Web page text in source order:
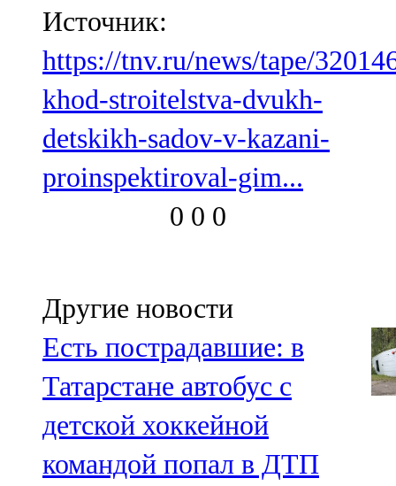
Источник:
https://tnv.ru/news/tape/
khod-stroitelstva-dvukh-
detskikh-sadov-v-kazani-
proinspektiroval-gim...
0 0 0
Другие новости
Есть пострадавшие: в
Татарстане автобус с
детской хоккейной
командой попал в ДТП